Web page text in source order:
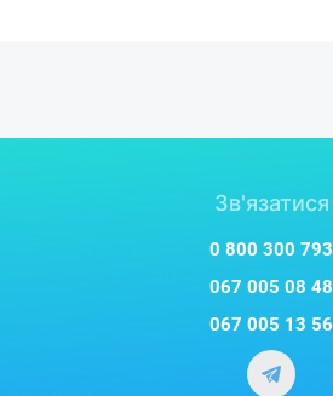
Зв'язатися
0 800 300 793
067 005 08 48
067 005 13 56